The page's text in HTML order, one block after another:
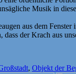
Musik in
aus dem
der Krach aus
, Objekt der